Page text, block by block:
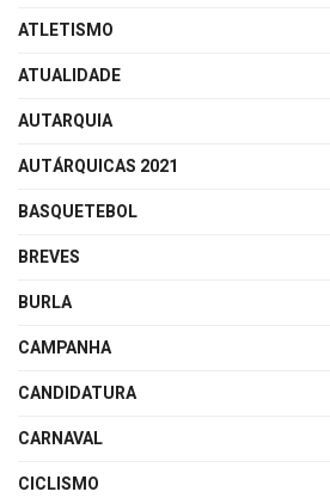
ATLETISMO
ATUALIDADE
AUTARQUIA
AUTÁRQUICAS 2021
BASQUETEBOL
BREVES
BURLA
CAMPANHA
CANDIDATURA
CARNAVAL
CICLISMO